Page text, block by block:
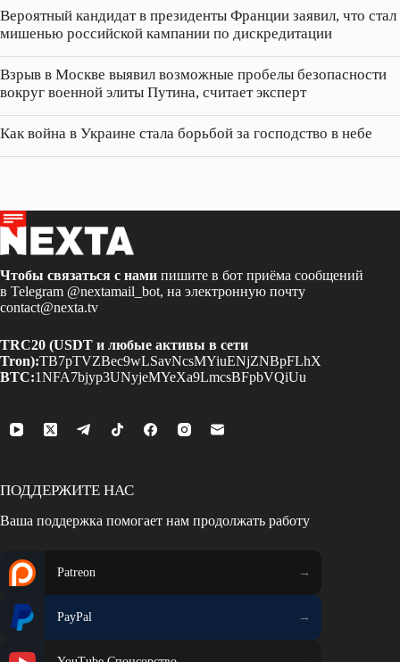
Вероятный кандидат в президенты Франции заявил, что стал
мишенью российской кампании по дискредитации
Взрыв в Москве выявил возможные пробелы безопасности
вокруг военной элиты Путина, считает эксперт
Как война в Украине стала борьбой за господство в небе
Чтобы связаться с нами пишите в бот приёма сообщений
в Telegram @nextamail_bot, на электронную почту
contact@nexta.tv
TRC20 (USDT и любые активы в сети
Tron):TB7pTVZBec9wLSavNcsMYiuENjZNBpFLhX
BTC:1NFA7bjyp3UNyjeMYeXa9LmcsBFpbVQiUu
ПОДДЕРЖИТЕ НАС
Ваша поддержка помогает нам продолжать работу
Patreon
PayPal